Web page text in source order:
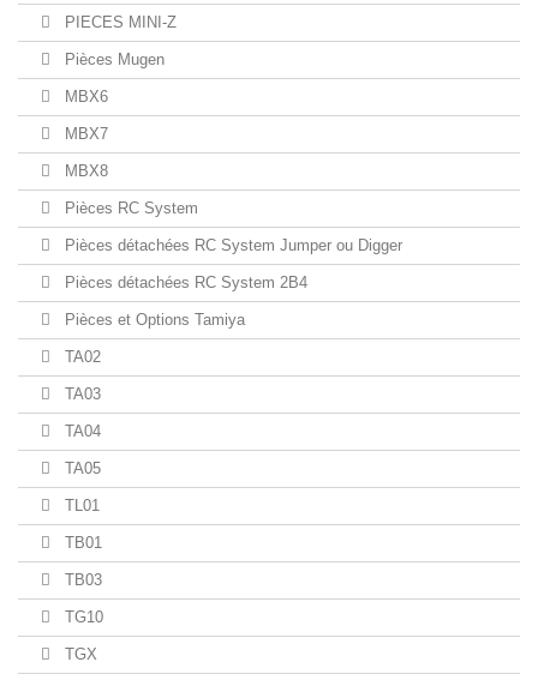
PIECES MINI-Z
Pièces Mugen
MBX6
MBX7
MBX8
Pièces RC System
Pièces détachées RC System Jumper ou Digger
Pièces détachées RC System 2B4
Pièces et Options Tamiya
TA02
TA03
TA04
TA05
TL01
TB01
TB03
TG10
TGX